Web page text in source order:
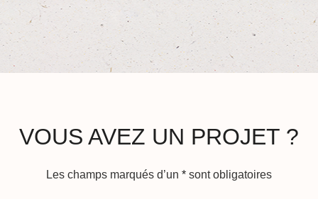
VOUS AVEZ UN PROJET ?
Les champs marqués d’un * sont obligatoires